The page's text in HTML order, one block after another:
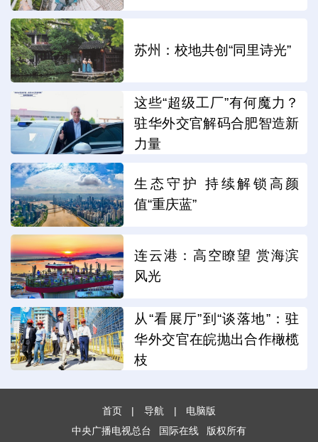
苏州：校地共创“同里诗光”
这些“超级工厂”有何魔力？
驻华外交官解码合肥智造新
力量
生态守护 持续解锁高颜
值“重庆蓝”
连云港：高空瞭望 赏海滨
风光
从“看展厅”到“谈落地”：驻
华外交官在皖抛出合作橄榄
枝
首页 | 导航 |
电脑版
中央广播电视总台
国际在线 版权所有